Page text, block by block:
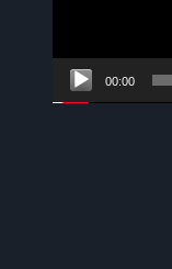
00:00